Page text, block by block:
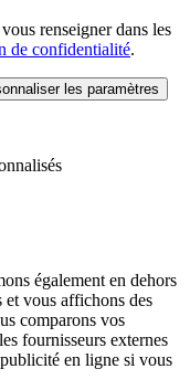
renseigner dans les
de confidentialité.
les paramètres
également en dehors
et vous affichons des
comparons vos
fournisseurs externes
en ligne si vous